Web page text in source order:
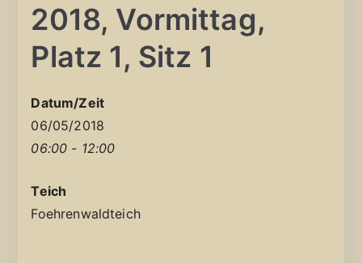
2018, Vormittag,
Platz 1, Sitz 1
Datum/Zeit
06/05/2018
06:00 - 12:00
Teich
Foehrenwaldteich